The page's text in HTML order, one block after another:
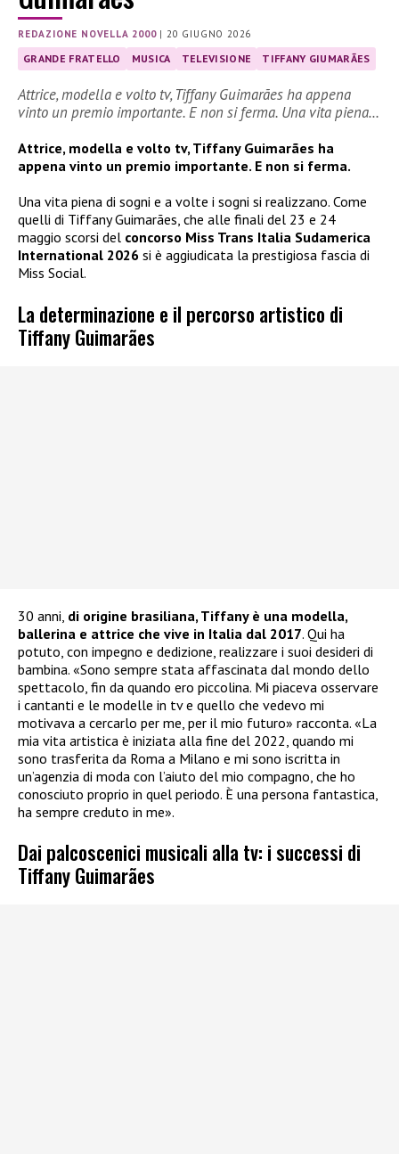
REDAZIONE NOVELLA 2000|20 GIUGNO 2026
GRANDE FRATELLO MUSICA TELEVISIONE TIFFANY GIUMARÃES
Attrice, modella e volto tv, Tiffany Guimarães ha appena
vinto un premio importante. E non si ferma. Una vita piena…
Attrice, modella e volto tv, Tiffany Guimarães ha
appena vinto un premio importante. E non si ferma.
Una vita piena di sogni e a volte i sogni si realizzano. Come
quelli di Tiffany Guimarães, che alle finali del 23 e 24
maggio scorsi del concorso Miss Trans Italia Sudamerica
International 2026 si è aggiudicata la prestigiosa fascia di
Miss Social.
La determinazione e il percorso artistico di
Tiffany Guimarães
30 anni, di origine brasiliana, Tiffany è una modella,
ballerina e attrice che vive in Italia dal 2017. Qui ha
potuto, con impegno e dedizione, realizzare i suoi desideri di
bambina. «Sono sempre stata affascinata dal mondo dello
spettacolo, fin da quando ero piccolina. Mi piaceva osservare
i cantanti e le modelle in tv e quello che vedevo mi
motivava a cercarlo per me, per il mio futuro» racconta. «La
mia vita artistica è iniziata alla fine del 2022, quando mi
sono trasferita da Roma a Milano e mi sono iscritta in
un’agenzia di moda con l’aiuto del mio compagno, che ho
conosciuto proprio in quel periodo. È una persona fantastica,
ha sempre creduto in me».
Dai palcoscenici musicali alla tv: i successi di
Tiffany Guimarães